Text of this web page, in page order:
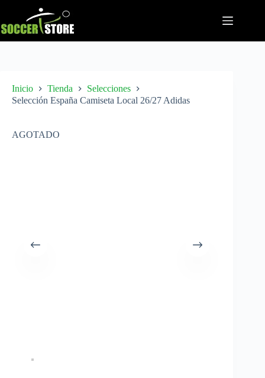
contenido
Inicio Tienda
Selecciones
Selección España Camiseta Local 26/27 Adidas
AGOTADO